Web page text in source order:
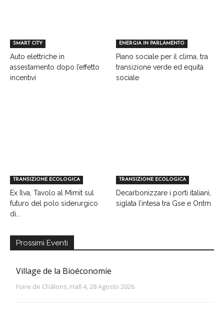
SMART CITY
Auto elettriche in
assestamento dopo l’effetto
incentivi
ENERGIA IN PARLAMENTO
Piano sociale per il clima, tra
transizione verde ed equità
sociale
TRANSIZIONE ECOLOGICA
Ex Ilva, Tavolo al Mimit sul
futuro del polo siderurgico
di...
TRANSIZIONE ECOLOGICA
Decarbonizzare i porti italiani,
siglata l’intesa tra Gse e Ontm
Prossimi Eventi
Village de la Bioéconomie
Foire de Châlons, Hall 4, 28 Agosto 2026